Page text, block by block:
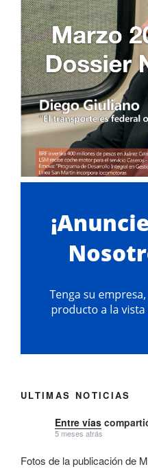
ULTIMAS NOTICIAS
Entre vías
5 meses atrás
Fotos de la publicación de